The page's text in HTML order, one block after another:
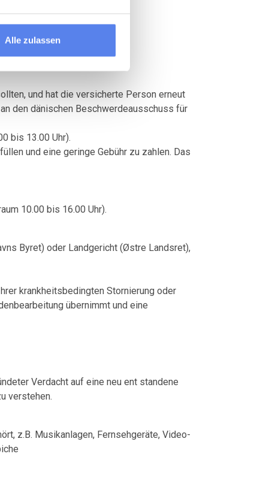
Alle zulassen
und hat die versicherte Person erneut
den dänischen Beschwerdeausschuss für
bis 13.00 Uhr).
und eine geringe Gebühr zu zahlen. Das
10.00 bis 16.00 Uhr).
Byret) oder Landgericht (Østre Landsret),
krankheitsbedingten Stornierung oder
übernimmt und eine
Verdacht auf eine neu ent standene
verstehen.
z.B. Musikanlagen, Fernsehgeräte, Video-